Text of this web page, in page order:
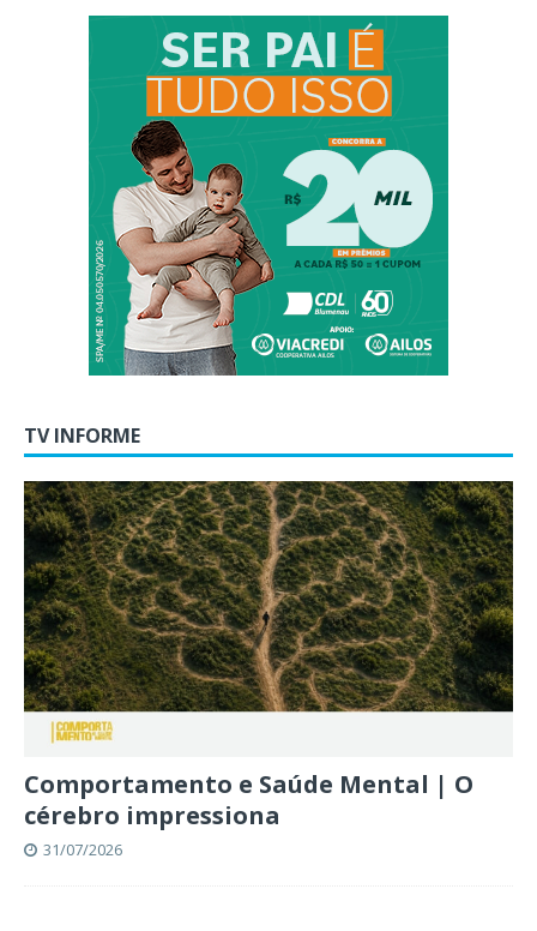
TV INFORME
Comportamento e Saúde Mental | O
cérebro impressiona
31/07/2026